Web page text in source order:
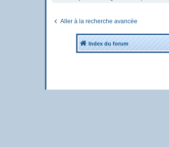
Aller à la recherche avancée
Index du forum